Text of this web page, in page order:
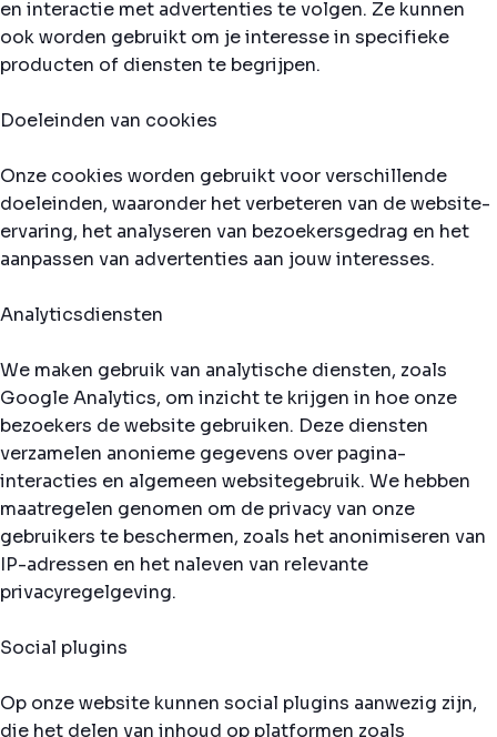
en interactie met advertenties te volgen. Ze kunnen
ook worden gebruikt om je interesse in specifieke
producten of diensten te begrijpen.
Doeleinden van cookies
Onze cookies worden gebruikt voor verschillende
doeleinden, waaronder het verbeteren van de website-
ervaring, het analyseren van bezoekersgedrag en het
aanpassen van advertenties aan jouw interesses.
Analyticsdiensten
We maken gebruik van analytische diensten, zoals
Google Analytics, om inzicht te krijgen in hoe onze
bezoekers de website gebruiken. Deze diensten
verzamelen anonieme gegevens over pagina-
interacties en algemeen websitegebruik. We hebben
maatregelen genomen om de privacy van onze
gebruikers te beschermen, zoals het anonimiseren van
IP-adressen en het naleven van relevante
privacyregelgeving.
Social plugins
Op onze website kunnen social plugins aanwezig zijn,
die het delen van inhoud op platformen zoals